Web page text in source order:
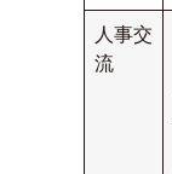
人事交
流